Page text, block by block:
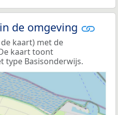
de omgeving
kaart) met de
kaart toont
type Basisonderwijs.